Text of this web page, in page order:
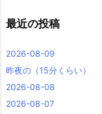
最近の投稿
2026-08-09
昨夜の（15分くらい）
2026-08-08
2026-08-07